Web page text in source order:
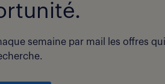
semaine par mail les offres